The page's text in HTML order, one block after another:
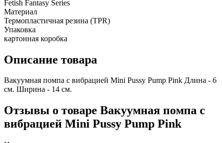
Fetish Fantasy Series
Материал
Термопластичная резина (TPR)
Упаковка
картонная коробка
Описание товара
Вакуумная помпа с вибрацией Mini Pussy Pump Pink Длина - 6
см. Ширина - 14 см.
Отзывы о товаре Вакуумная помпа с
вибрацией Mini Pussy Pump Pink